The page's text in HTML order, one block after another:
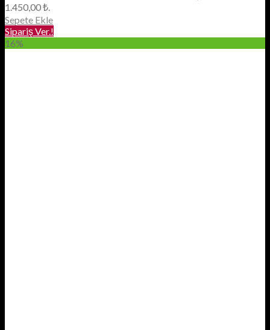
1.450,00 ₺.
Sepete Ekle
Sipariş Ver.!
16%